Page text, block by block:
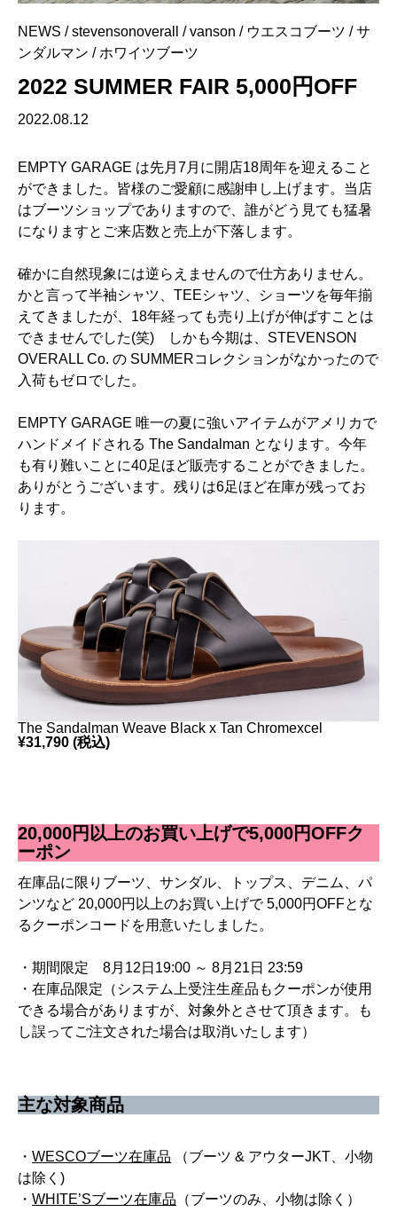
NEWS /stevensonoverall /vanson / ウエスコブーツ /サ
ンダルマン / ホワイツブーツ
2022 SUMMER FAIR 5,000円OFF
2022.08.12
EMPTY GARAGE は先月7月に開店18周年を迎えること
ができました。皆様のご愛顧に感謝申し上げます。当店
はブーツショップでありますので、誰がどう見ても猛暑
になりますとご来店数と売上が下落します。
確かに自然現象には逆らえませんので仕方ありません。
かと言って半袖シャツ、TEEシャツ、ショーツを毎年揃
えてきましたが、18年経っても売り上げが伸ばすことは
できませんでした(笑) しかも今期は、STEVENSON
OVERALL Co. の SUMMERコレクションがなかったので
入荷もゼロでした。
EMPTY GARAGE 唯一の夏に強いアイテムがアメリカで
ハンドメイドされる The Sandalman となります。今年
も有り難いことに40足ほど販売することができました。
ありがとうございます。残りは6足ほど在庫が残ってお
ります。
The Sandalman Weave Black x Tan Chromexcel
¥31,790 (税込)
20,000円以上のお買い上げで5,000円OFFク
ーポン
在庫品に限りブーツ、サンダル、トップス、デニム、パ
ンツなど 20,000円以上のお買い上げで 5,000円OFFとな
るクーポンコードを用意いたしました。
・期間限定 8月12日19:00 ～ 8月21日 23:59
・在庫品限定（システム上受注生産品もクーポンが使用
できる場合がありますが、対象外とさせて頂きます。も
し誤ってご注文された場合は取消いたします）
主な対象商品
・ WESCOブーツ在庫品 （ブーツ & アウターJKT、小物
は除く)
・ WHITE’Sブーツ在庫品 （ブーツのみ、小物は除く）